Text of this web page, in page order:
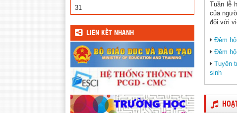
Tuần lễ
của
đối với
Đêm
Đêm
Tuyên
sinh
31
LIÊN KẾT NHANH